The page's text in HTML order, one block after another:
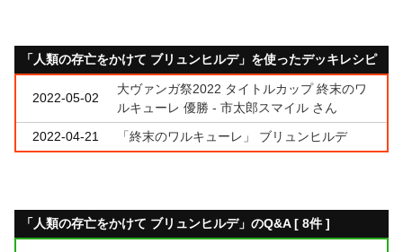
「人類の存亡をかけて ブリュンヒルデ」を使ったデッキレシピ
2022-05-02
大ヴァンガ祭2022 タイトルカップ 終末のワ
ルキューレ 優勝 - 市太郎スマイル さん
2022-04-21
「終末のワルキューレ」 ブリュンヒルデ
「人類の存亡をかけて ブリュンヒルデ」のQ&A [ 8件 ]